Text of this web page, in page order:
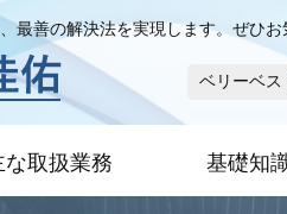
最善の解決法を実現します。ぜひお
ベリーベス
な取扱業務 基礎知